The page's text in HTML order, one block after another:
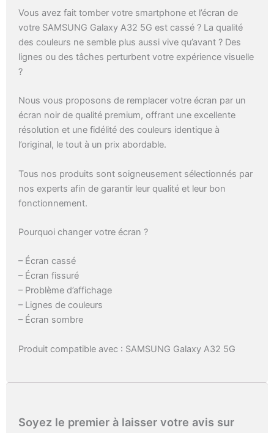
Vous avez fait tomber votre smartphone et l’écran de
votre SAMSUNG Galaxy A32 5G est cassé ? La qualité
des couleurs ne semble plus aussi vive qu’avant ? Des
lignes ou des tâches perturbent votre expérience visuelle
?
Nous vous proposons de remplacer votre écran par un
écran noir de qualité premium, offrant une excellente
résolution et une fidélité des couleurs identique à
l’original, le tout à un prix abordable.
Tous nos produits sont soigneusement sélectionnés par
nos experts afin de garantir leur qualité et leur bon
fonctionnement.
Pourquoi changer votre écran ?
– Écran cassé
– Écran fissuré
– Problème d’affichage
– Lignes de couleurs
– Écran sombre
Produit compatible avec : SAMSUNG Galaxy A32 5G
Soyez le premier à laisser votre avis sur